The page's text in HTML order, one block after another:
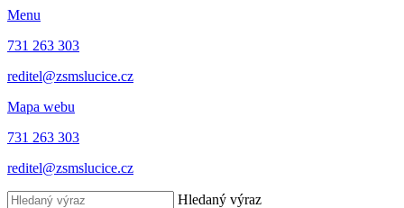
Menu
731 263 303
reditel@zsmslucice.cz
Mapa webu
731 263 303
reditel@zsmslucice.cz
Hledaný výraz